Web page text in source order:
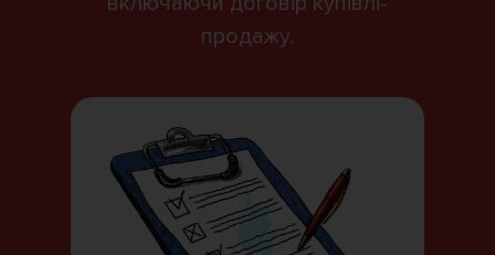
продажу.